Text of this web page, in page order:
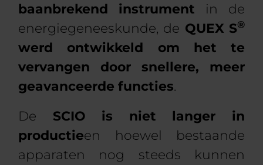
baanbrekend instrument in de
energiegeneeskunde, de QUEX S®
werd ontwikkeld om het te
vervangen door snellere, meer
geavanceerde functies.
De SCIO is niet langer in
productieen hoewel bestaande
apparaten nog steeds kunnen